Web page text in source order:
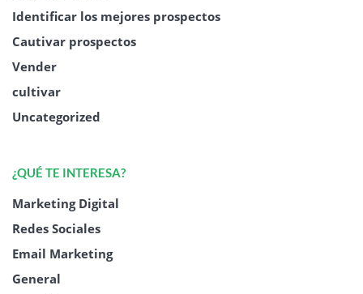
Identificar los mejores prospectos
Cautivar prospectos
Vender
cultivar
Uncategorized
¿QUÉ TE INTERESA?
Marketing Digital
Redes Sociales
Email Marketing
General